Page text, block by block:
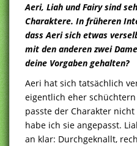
Aeri, Liah und Fairy sind
Charaktere. In früheren
dass Aeri sich etwas
mit den anderen zwei
deine Vorgaben gehalten?
Aeri hat sich tatsächlich
eigentlich eher
passte der Charakter
habe ich sie angepasst.
an klar: Durchgeknallt,